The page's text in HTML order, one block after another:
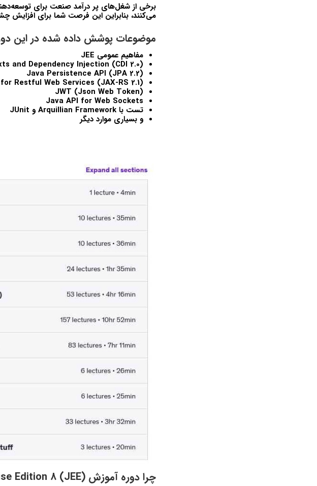
برخی از شغل‌های پر درآمد صنعت برای
می‌کنند، بنابراین این فرصت شما برای
موضوعات پوشش داده شده در این
مفاهیم عمومی JEE
and Dependency Injection (CDI 2.0)
Java Persistence API (JPA 2.2)
Restful Web Services (JAX-RS 2.1)
JWT (Json Web Token)
Java API for Web Sockets
تست با Arquillian Framework و JUnit
و بسیاری موارد دیگر
چرا دوره آموزش Java Enterprise Edition 8 (JEE) برای مبتدیان را انتخاب کنیم؟